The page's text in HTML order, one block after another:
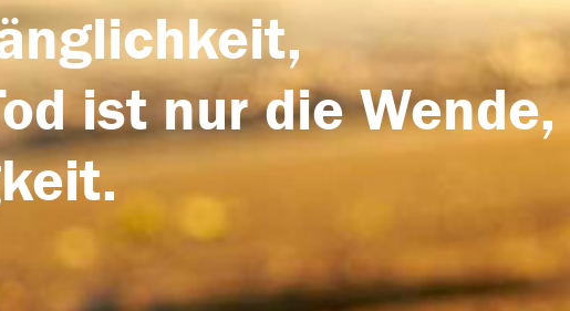
ist nur die